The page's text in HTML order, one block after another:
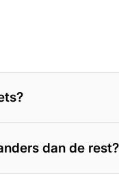
dan de rest?